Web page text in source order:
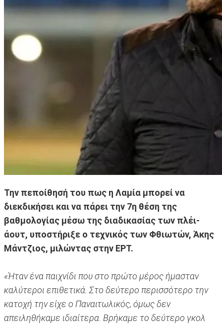
Την πεποίθησή του πως η Λαμία μπορεί να
διεκδικήσει και να πάρει την 7η θέση της
βαθμολογίας μέσω της διαδικασίας των πλέι-
άουτ, υποστήριξε ο τεχνικός των Φθιωτών, Άκης
Μάντζιος, μιλώντας στην ΕΡΤ.
«Ήταν ένα παιχνίδι που στο πρώτο μέρος ήμασταν
καλύτεροι επιθετικά. Στο δεύτερο περισσότερο την
κατοχή την είχε ο Παναιτωλικός, όμως δεν
απειληθήκαμε ιδιαίτερα. Βρήκαμε το δεύτερο γκολ